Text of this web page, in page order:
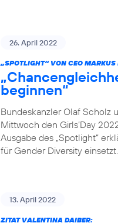
26. April 2022
„SPOTLIGHT“ VON CEO
beginnen“
Bundeskanzler Olaf Scholz
Mittwoch den Girls‘Day
Ausgabe des „Spotlight“
für Gender Diversity einsetzt.
13. April 2022
ZITAT VALENTINA DAIBER: